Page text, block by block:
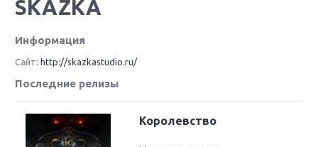
SKAZKA
Информация
Сайт: http://skazkastudio.ru/
Последние релизы
Королевство